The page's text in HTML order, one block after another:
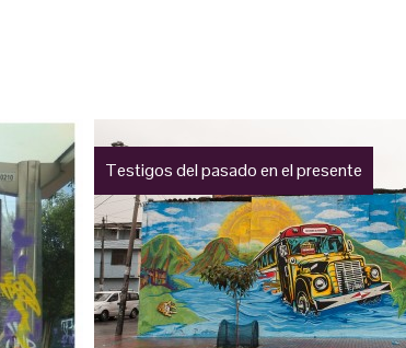
Testigos del pasado en el presente